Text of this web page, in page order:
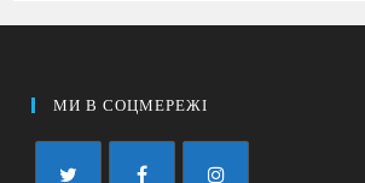
МИ В СОЦМЕРЕЖІ